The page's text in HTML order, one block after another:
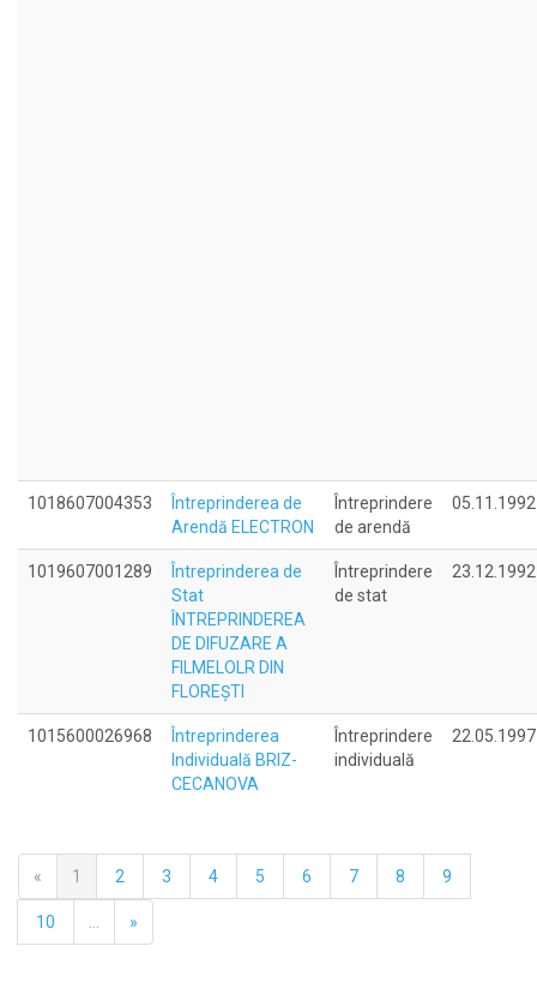
1018607004353
Întreprinderea de
Arendă ELECTRON
Întreprindere
de arendă
05.11.1992
1019607001289
Întreprinderea de
Stat
ÎNTREPRINDEREA
DE DIFUZARE A
FILMELOLR DIN
FLOREŞTI
Întreprindere
de stat
23.12.1992
1015600026968
Întreprinderea
Individuală BRIZ-
CECANOVA
Întreprindere
individuală
22.05.1997
« 1 2 3 4 5 6 7 8 9
10 »